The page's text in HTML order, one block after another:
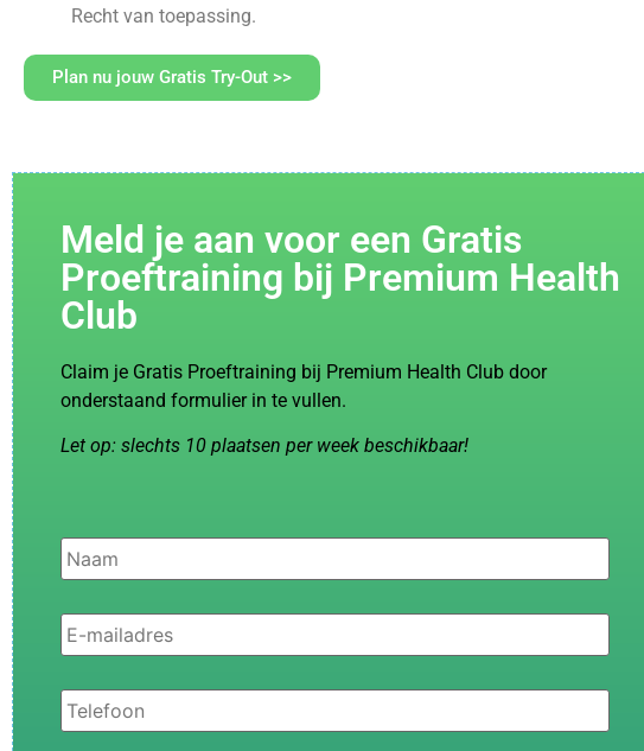
Recht van toepassing.
Plan nu jouw Gratis Try-Out >>
Meld je aan voor een Gratis
Proeftraining bij Premium Health
Club
Claim je Gratis Proeftraining bij Premium Health Club door
onderstaand formulier in te vullen.
Let op: slechts 10 plaatsen per week beschikbaar!
Naam *
E-
mailadres *
Telefoon *